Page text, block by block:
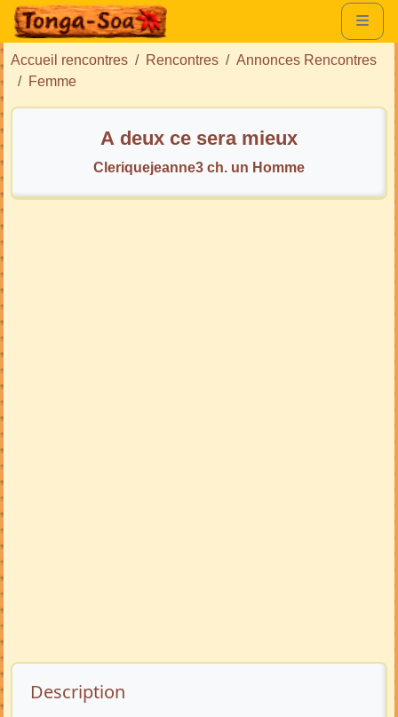
Accueil rencontres Rencontres
Annonces Rencontres
Femme
A deux ce sera mieux
Cleriquejeanne3 ch. un Homme
Description de l’annonce
Description